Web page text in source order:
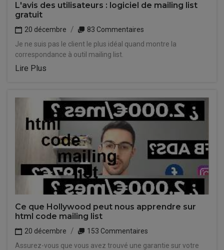
L'avis des utilisateurs : logiciel de mailing list
gratuit
20 décembre
83 Commentaires
Je ne suis pas le client le plus idéal quand montre la
correspondance à outil mailing list.
Lire Plus
Ce que Hollywood peut nous apprendre sur
html code mailing list
20 décembre
153 Commentaires
Assurez-vous que vous avez trouvé une garantie sur votre